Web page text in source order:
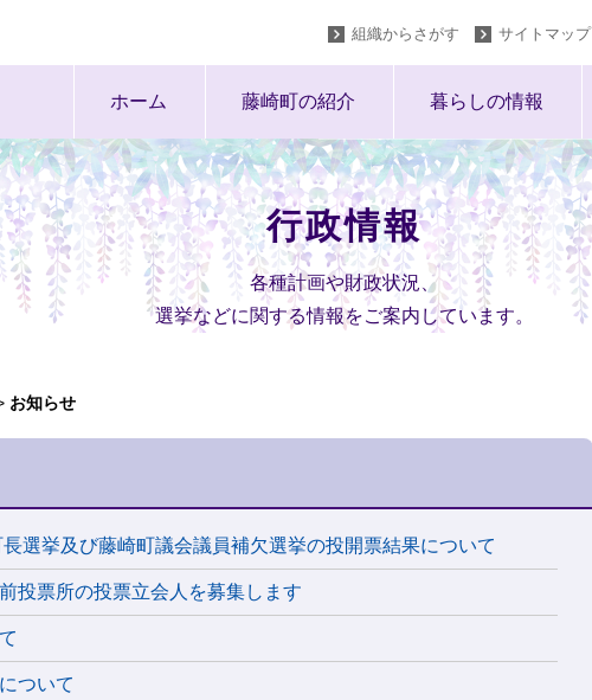
組織からさがす サイトマップ
ホーム 藤崎町の紹介 暮らしの情報
行政情報
各種計画や財政状況、
選挙などに関する情報をご案内しています。
お知らせ
選挙及び藤崎町議会議員補欠選挙の投開票結果について
投票所の投票立会人を募集します
ついて